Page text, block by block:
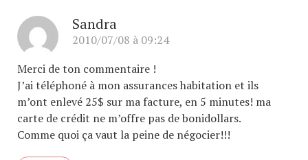
Sandra
2010/07/08 à 09:24
Merci de ton commentaire !
J’ai téléphoné à mon assurances habitation et ils
m’ont enlevé 25$ sur ma facture, en 5 minutes! ma
carte de crédit ne m’offre pas de bonidollars.
Comme quoi ça vaut la peine de négocier!!!